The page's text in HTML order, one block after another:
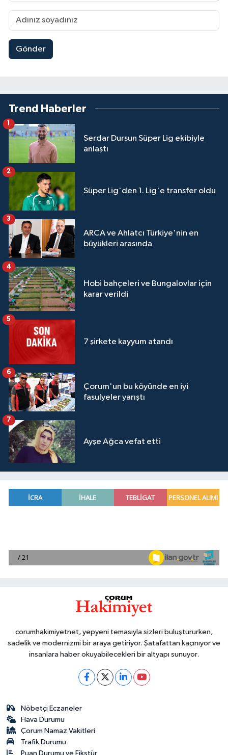
Gönder
Trend Haberler
Serdar Dursun Süper Lig ekibiyle
anlaştı
Süper Lig'den 1. Lig'e transfer oldu
2
ARCA ve Ahlatcı Türkiye'nin en
büyükleri arasında
3
Hobi bahçeleri ve Bungalovlar için
karar verildi
4
7 şirkete kayyum atandı
5
Çorum'un bu köyünde en iyi
fasulyeler yarıştı
6
Ayşe Ağca vefat etti
7
corumhakimiyetnet, yepyeni temasıyla sizleri buluştururken,
sadelik ve modernizmi bir araya getiriyor. Şatafattan kaçınıyor ve
insanlara haber okuyabilecekleri bir altyapı sunuyor.
Nöbetçi Eczaneler
Hava Durumu
Çorum Namaz Vakitleri
Trafik Durumu
Puan Durumu ve Fikstür